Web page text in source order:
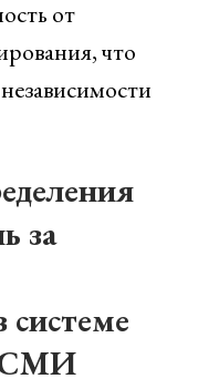
от
что
за
системе
СМИ